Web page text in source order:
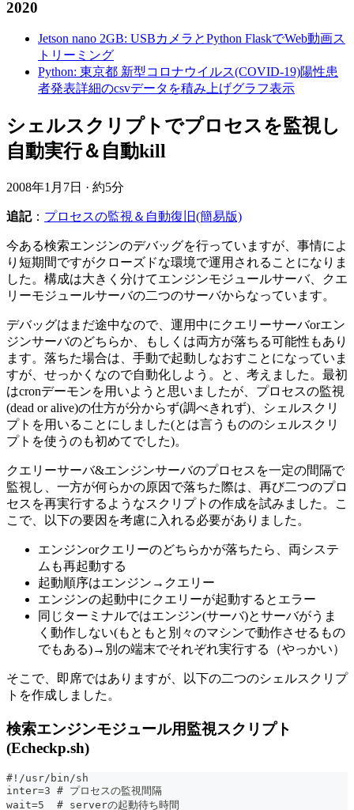
2020
Jetson nano 2GB: USBカメラとPython FlaskでWeb動画ス
トリーミング
Python: 東京都 新型コロナウイルス(COVID-19)陽性患
者発表詳細のcsvデータを積み上げグラフ表示
シェルスクリプトでプロセスを監視し
自動実行＆自動kill
2008年1月7日 · 約5分
追記： プロセスの監視＆自動復旧(簡易版)
今ある検索エンジンのデバッグを行っていますが、事情によ
り短期間ですがクローズドな環境で運用されることになりま
した。構成は大きく分けてエンジンモジュールサーバ、クエ
リーモジュールサーバの二つのサーバからなっています。
デバッグはまだ途中なので、運用中にクエリーサーバorエン
ジンサーバのどちらか、もしくは両方が落ちる可能性もあり
ます。落ちた場合は、手動で起動しなおすことになっていま
すが、せっかくなので自動化しよう。と、考えました。最初
はcronデーモンを用いようと思いましたが、プロセスの監視
(dead or alive)の仕方が分からず(調べきれず)、シェルスクリ
プトを用いることにしました(とは言うもののシェルスクリ
プトを使うのも初めてでした)。
クエリーサーバ&エンジンサーバのプロセスを一定の間隔で
監視し、一方が何らかの原因で落ちた際は、再び二つのプロ
セスを再実行するようなスクリプトの作成を試みました。こ
こで、以下の要因を考慮に入れる必要がありました。
エンジンorクエリーのどちらかが落ちたら、両システ
ムも再起動する
起動順序はエンジン→クエリー
エンジンの起動中にクエリーが起動するとエラー
同じターミナルではエンジン(サーバ)とサーバがうま
く動作しない(もともと別々のマシンで動作させるもの
でもある)→別の端末でそれぞれ実行する（やっかい）
そこで、即席ではありますが、以下の二つのシェルスクリプ
トを作成しました。
検索エンジンモジュール用監視スクリプト
(Echeckp.sh)
#!/usr/bin/sh
inter=3 # プロセスの監視間隔
wait=5  # serverの起動待ち時間